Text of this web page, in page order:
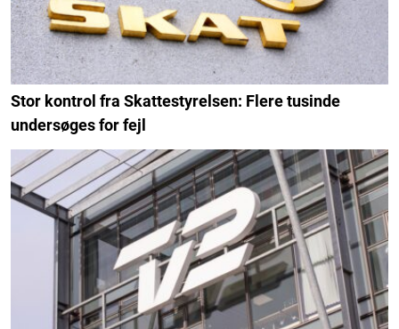
Stor kontrol fra Skattestyrelsen: Flere tusinde
undersøges for fejl